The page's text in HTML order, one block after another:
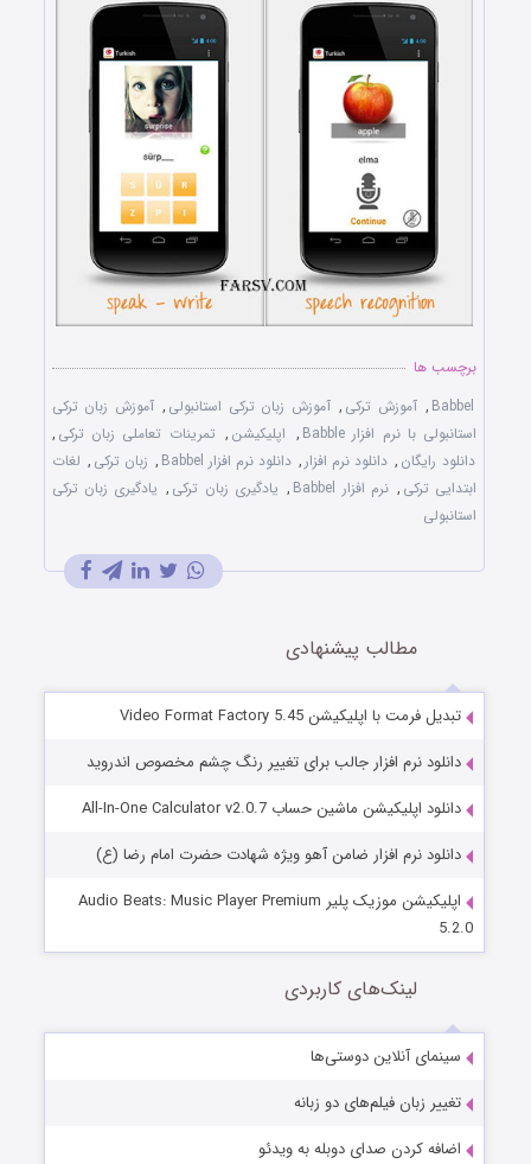
برچسب ها
Babbel
, آموزش ترکی , آموزش زبان ترکی استانبولی , آموزش زبان ترکی
استانبولی با نرم افزار Babble
, اپلیکیشن , تمرینات تعاملی زبان ترکی ,
دانلود رایگان , دانلود نرم افزار , دانلود نرم افزار Babbel , زبان ترکی , لغات
ابتدایی ترکی , نرم افزار Babbel , یادگیری زبان ترکی , یادگیری زبان ترکی
استانبولی
مطالب پیشنهادی
تبدیل فرمت با اپلیکیشن Video Format Factory 5.45
دانلود نرم افزار جالب برای تغییر رنگ چشم مخصوص اندروید
دانلود اپلیکیشن ماشین حساب All-In-One Calculator v2.0.7
دانلود نرم افزار ضامن آهو ویژه شهادت حضرت امام رضا (ع)
اپلیکیشن موزیک پلیر Audio Beats: Music Player Premium
5.2.0
لینک‌های کاربردی
سینمای آنلاین دوستی‌ها
تغییر زبان فیلم‌های دو زبانه
اضافه کردن صدای دوبله به ویدئو